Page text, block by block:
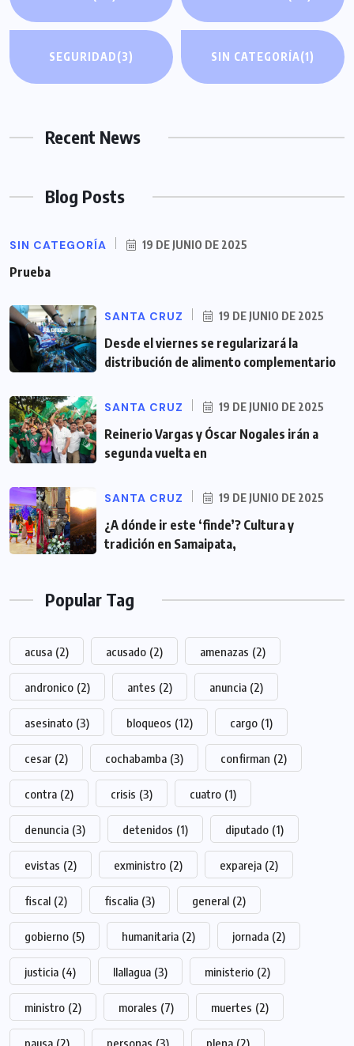
SEGURIDAD(3) SIN CATEGORÍA(1)
Recent News
Blog Posts
SIN CATEGORÍA 19 DE JUNIO DE 2025
Prueba
SANTA CRUZ 19 DE JUNIO DE 2025
Desde el viernes se regularizará la
distribución de alimento complementario
SANTA CRUZ 19 DE JUNIO DE 2025
Reinerio Vargas y Óscar Nogales irán a
segunda vuelta en
SANTA CRUZ 19 DE JUNIO DE 2025
¿A dónde ir este ‘finde’? Cultura y
tradición en Samaipata,
Popular Tag
acusa (2) acusado (2) amenazas (2)
andronico (2) antes (2) anuncia (2)
asesinato (3) bloqueos (12) cargo (1)
cesar (2) cochabamba (3) confirman (2)
contra (2) crisis (3) cuatro (1)
denuncia (3) detenidos (1) diputado (1)
evistas (2) exministro (2) expareja (2)
fiscal (2) fiscalia (3) general (2)
gobierno (5) humanitaria (2) jornada (2)
justicia (4) llallagua (3) ministerio (2)
ministro (2) morales (7) muertes (2)